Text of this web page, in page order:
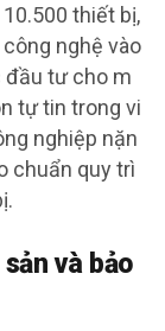
thiết bị,
nghệ vào
đầu tư cho m
tự tin trong vi
nghiệp nặn
chuẩn quy trì
và bảo